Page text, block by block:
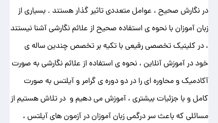
در نگارش صحیح ، عوامل متعددی تاثیر گذار هستند . بسیاری از
زبان آموزان با نحوه ی استفاده صحیح از علائم نگارشی آشنا نیستند
، در کلینیک تخصصی رفیعی با تکیه بر تخصص چندین ساله ی
خود در آموزش آنلاین ، نحوه ی استفاده از علائم نگارشی به صورت
آکادمیک و محاوره ای را در دو دوره ی گرامر و آیلتس به صورت
کامل و با جزئیات بیشتری ، آموزش می دهیم و در تلاش هستیم از
مسائلی که باعث سر درگمی زبان آموزان در آزمون های آیلتس ،